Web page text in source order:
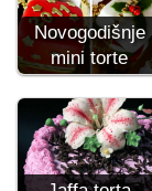
Novogodišnje
mini torte